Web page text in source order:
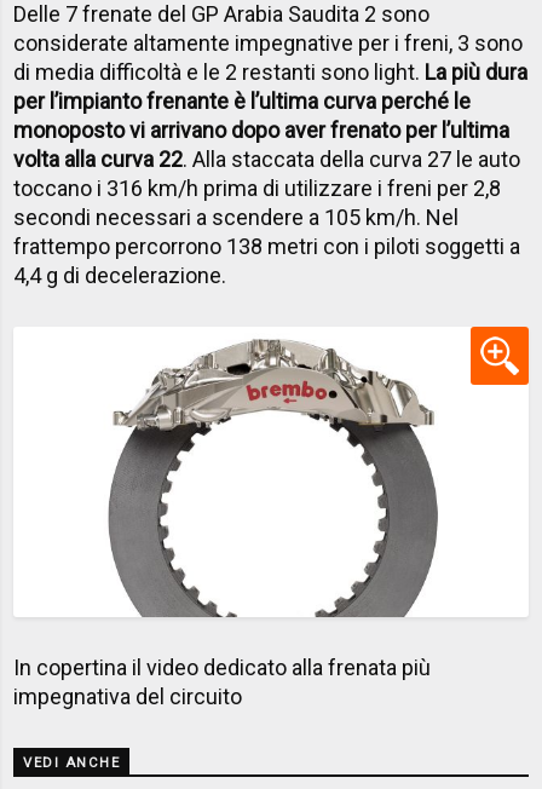
Delle 7 frenate del GP Arabia Saudita 2 sono
considerate altamente impegnative per i freni, 3 sono
di media difficoltà e le 2 restanti sono light. La più dura
per l’impianto frenante è l’ultima curva perché le
monoposto vi arrivano dopo aver frenato per l’ultima
volta alla curva 22. Alla staccata della curva 27 le auto
toccano i 316 km/h prima di utilizzare i freni per 2,8
secondi necessari a scendere a 105 km/h. Nel
frattempo percorrono 138 metri con i piloti soggetti a
4,4 g di decelerazione.
​In copertina il video dedicato alla frenata più
impegnativa del circuito
VEDI ANCHE